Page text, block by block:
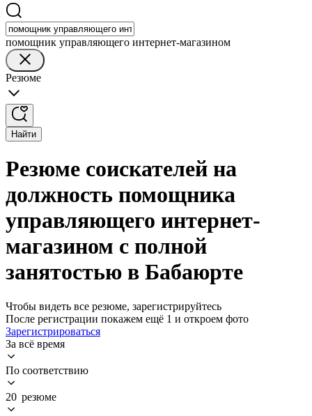
помощник управляющего интернет-магазином
Резюме
Найти
Резюме соискателей на
должность помощника
управляющего интернет-
магазином с полной
занятостью в Бабаюрте
Чтобы видеть все резюме, зарегистрируйтесь
После регистрации покажем ещё 1 и откроем фото
Зарегистрироваться
За всё время
По соответствию
20 резюме